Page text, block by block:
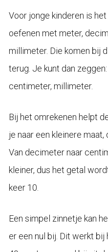
Voor jonge kinderen is
oefenen met meter,
millimeter. Die komen bij
terug. Je kunt dan
centimeter, millimeter.
Bij het omrekenen helpt
je naar een kleinere
Van decimeter naar
kleiner, dus het getal
keer 10.
Een simpel zinnetje kan
er een nul bij. Dit werkt